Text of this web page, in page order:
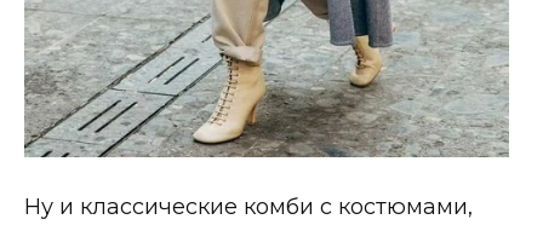
Ну и классические комби с костюмами,